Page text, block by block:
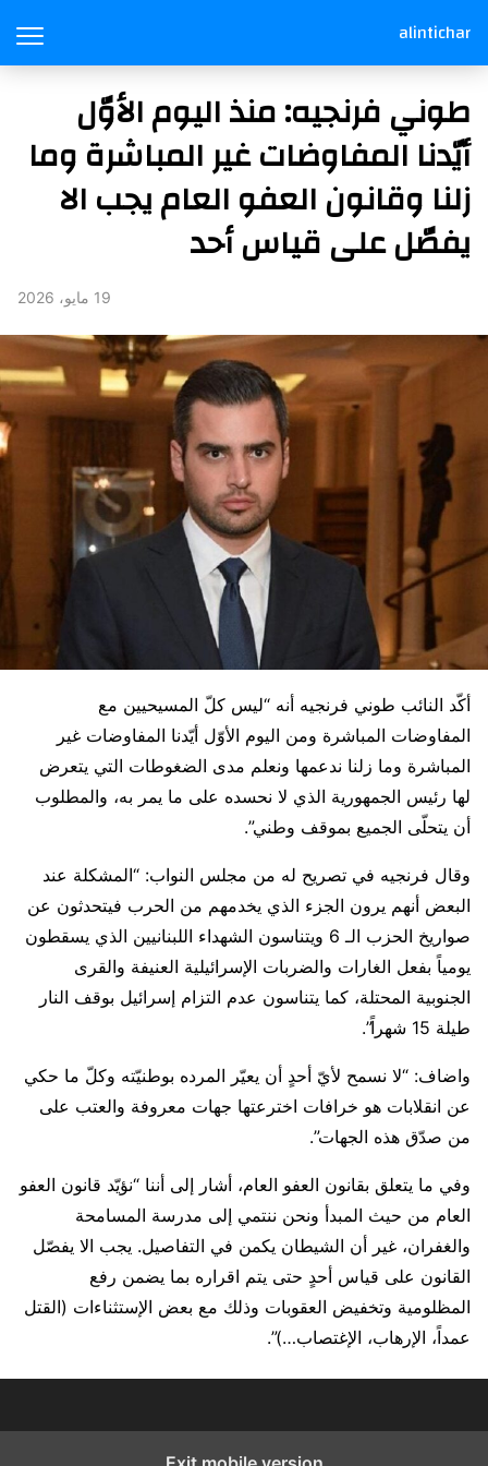
alintichar
طوني فرنجيه: منذ اليوم الأوّل
أيّدنا المفاوضات غير المباشرة وما
زلنا وقانون العفو العام يجب الا
يفصّل على قياس أحد
19 مايو، 2026
أكّد النائب طوني فرنجيه أنه “ليس كلّ المسيحيين مع
المفاوضات المباشرة ومن اليوم الأوّل أيّدنا المفاوضات غير
المباشرة وما زلنا ندعمها ونعلم مدى الضغوطات التي يتعرض
لها رئيس الجمهورية الذي لا نحسده على ما يمر به، والمطلوب
أن يتحلّى الجميع بموقف وطني”.
وقال فرنجيه في تصريح له من مجلس النواب: “المشكلة عند
البعض أنهم يرون الجزء الذي يخدمهم من الحرب فيتحدثون عن
صواريخ الحزب الـ 6 ويتناسون الشهداء اللبنانيين الذي يسقطون
يومياً بفعل الغارات والضربات الإسرائيلية العنيفة والقرى
الجنوبية المحتلة، كما يتناسون عدم التزام إسرائيل بوقف النار
طيلة 15 شهراً”.
واضاف: “لا نسمح لأيّ أحدٍ أن يعيّر المرده بوطنيّته وكلّ ما حكي
عن انقلابات هو خرافات اخترعتها جهات معروفة والعتب على
من صدّق هذه الجهات”.
وفي ما يتعلق بقانون العفو العام، أشار إلى أننا “نؤيّد قانون العفو
العام من حيث المبدأ ونحن ننتمي إلى مدرسة المسامحة
والغفران، غير أن الشيطان يكمن في التفاصيل. يجب الا يفصّل
القانون على قياس أحدٍ حتى يتم اقراره بما يضمن رفع
المظلومية وتخفيض العقوبات وذلك مع بعض الإستثناءات (القتل
عمداً، الإرهاب، الإغتصاب…)”.